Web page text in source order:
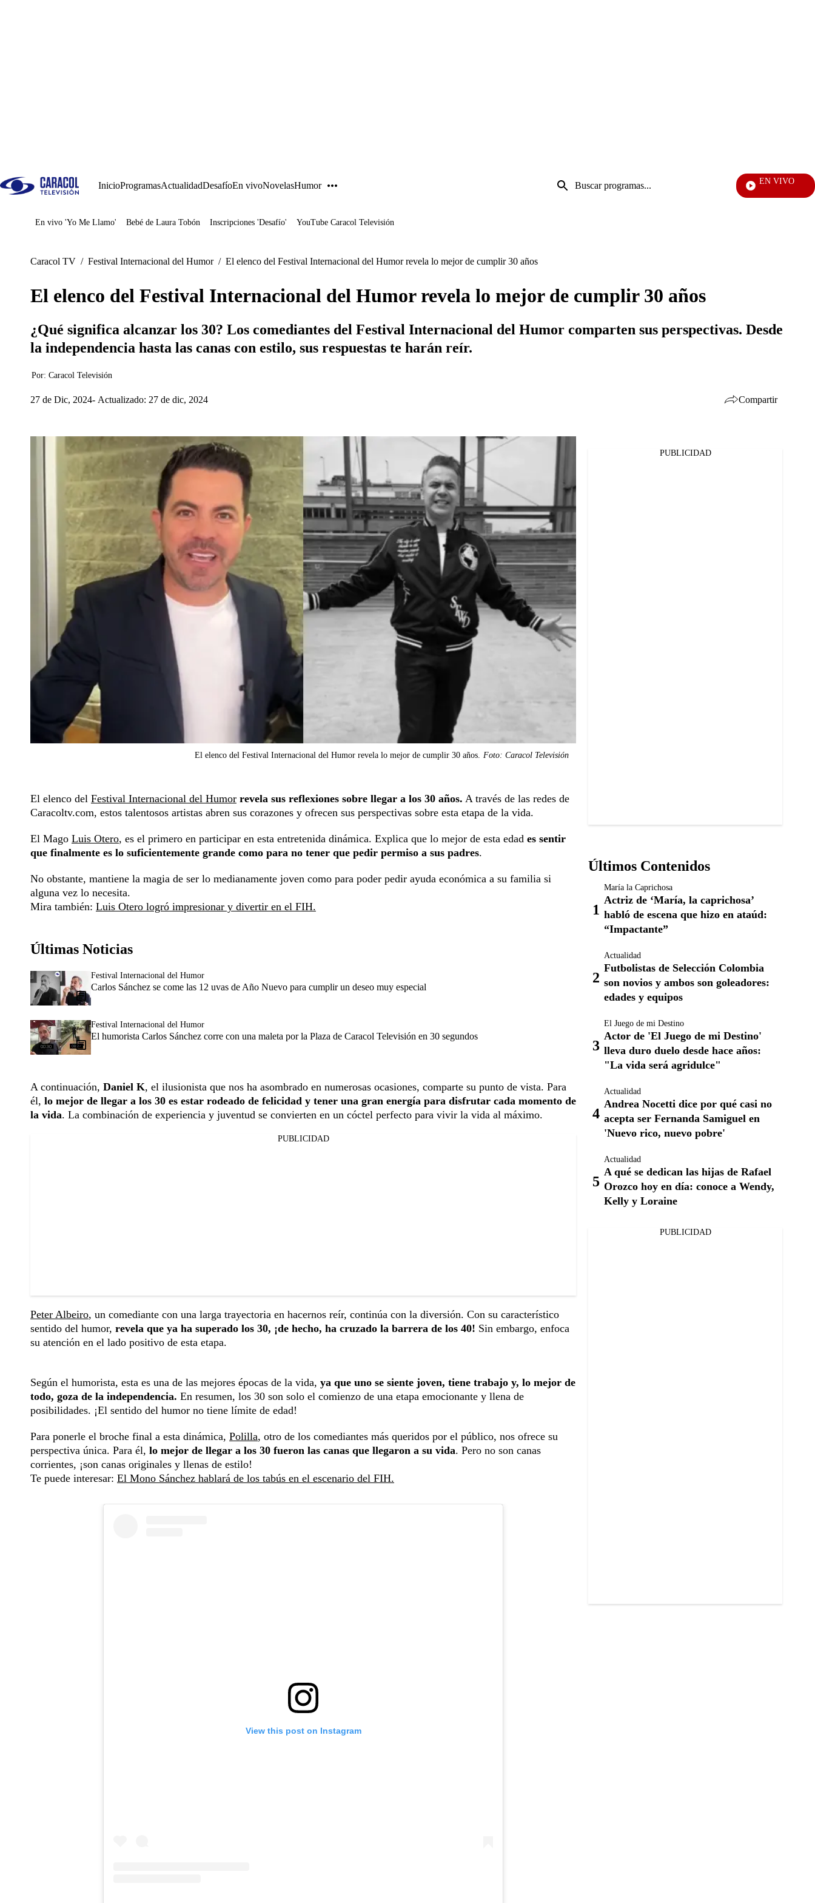
InicioProgramasActualidadDesafíoEn vivoNovelasHumor
Entrada
de
EN VIVO
Doble Vía
Juegos
En vivo 'Yo Me Llamo' Bebé de Laura Tobón Inscripciones 'Desafío' YouTube Caracol Televisión
Caracol TV / Festival Internacional del Humor / ​​El elenco del Festival Internacional del Humor revela lo mejor de cumplir 30 años
​​El elenco del Festival Internacional del Humor revela lo mejor de cumplir 30 años
¿Qué significa alcanzar los 30? Los comediantes del Festival Internacional del Humor comparten sus perspectivas. Desde
la independencia hasta las canas con estilo, sus respuestas te harán reír.
Por: Caracol Televisión
27 de Dic, 2024 Actualizado: 27 de dic, 2024 Compartir
Whatsapp
​​El elenco del Festival Internacional del Humor revela lo mejor de cumplir 30 años. Foto: Caracol Televisión
El elenco del Festival Internacional del Humor revela sus reflexiones sobre llegar a los 30 años. A través de las redes de
Caracoltv.com, estos talentosos artistas abren sus corazones y ofrecen sus perspectivas sobre esta etapa de la vida.
El Mago Luis Otero, es el primero en participar en esta entretenida dinámica. Explica que lo mejor de esta edad es sentir
que finalmente es lo suficientemente grande como para no tener que pedir permiso a sus padres.
No obstante, mantiene la magia de ser lo medianamente joven como para poder pedir ayuda económica a su familia si
alguna vez lo necesita.
Mira también: Luis Otero logró impresionar y divertir en el FIH.
Últimas Noticias
Festival Internacional del Humor
Carlos Sánchez se come las 12 uvas de Año Nuevo para cumplir un deseo muy especial
Festival Internacional del Humor
El humorista Carlos Sánchez corre con una maleta por la Plaza de Caracol Televisión en 30 segundos
A continuación, Daniel K, el ilusionista que nos ha asombrado en numerosas ocasiones, comparte su punto de vista. Para
él, lo mejor de llegar a los 30 es estar rodeado de felicidad y tener una gran energía para disfrutar cada momento de
la vida. La combinación de experiencia y juventud se convierten en un cóctel perfecto para vivir la vida al máximo.
PUBLICIDAD
Peter Albeiro, un comediante con una larga trayectoria en hacernos reír, continúa con la diversión. Con su característico
sentido del humor, revela que ya ha superado los 30, ¡de hecho, ha cruzado la barrera de los 40! Sin embargo, enfoca
su atención en el lado positivo de esta etapa.
Según el humorista, esta es una de las mejores épocas de la vida, ya que uno se siente joven, tiene trabajo y, lo mejor de
todo, goza de la independencia. En resumen, los 30 son solo el comienzo de una etapa emocionante y llena de
posibilidades. ¡El sentido del humor no tiene límite de edad!
Para ponerle el broche final a esta dinámica, Polilla, otro de los comediantes más queridos por el público, nos ofrece su
perspectiva única. Para él, lo mejor de llegar a los 30 fueron las canas que llegaron a su vida. Pero no son canas
corrientes, ¡son canas originales y llenas de estilo!
Te puede interesar: El Mono Sánchez hablará de los tabús en el escenario del FIH.
View this post on Instagram
PUBLICIDAD
Últimos Contenidos
María la Caprichosa
Actriz de ‘María, la caprichosa’
habló de escena que hizo en ataúd:
“Impactante”
Actualidad
Futbolistas de Selección Colombia
son novios y ambos son goleadores:
edades y equipos
El Juego de mi Destino
Actor de 'El Juego de mi Destino'
lleva duro duelo desde hace años:
"La vida será agridulce"
Actualidad
Andrea Nocetti dice por qué casi no
acepta ser Fernanda Samiguel en
'Nuevo rico, nuevo pobre'
Actualidad
A qué se dedican las hijas de Rafael
Orozco hoy en día: conoce a Wendy,
Kelly y Loraine
PUBLICIDAD